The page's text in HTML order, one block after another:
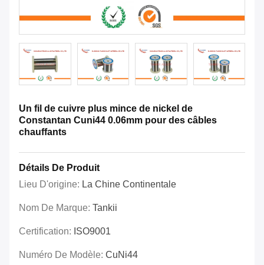
Un fil de cuivre plus mince de nickel de
Constantan Cuni44 0.06mm pour des câbles
chauffants
Détails De Produit
Lieu D'origine: La Chine Continentale
Nom De Marque: Tankii
Certification: ISO9001
Numéro De Modèle: CuNi44